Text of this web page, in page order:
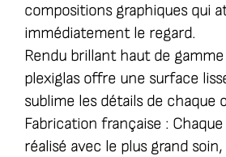
compositions graphiques qui
immédiatement le regard.
Rendu brillant haut de gamme
plexiglas offre une surface
sublime les détails de chaque
Fabrication française :
réalisé avec le plus grand